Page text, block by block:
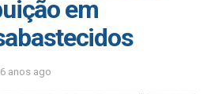
em
6 anos ago